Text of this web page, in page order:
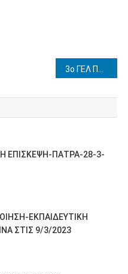
ΕΠΙΣΚΕΨΗ-ΠΑΤΡΑ-28-3-
ΕΚΠΑΙΔΕΥΤΙΚΗ
ΣΤΙΣ 9/3/2023